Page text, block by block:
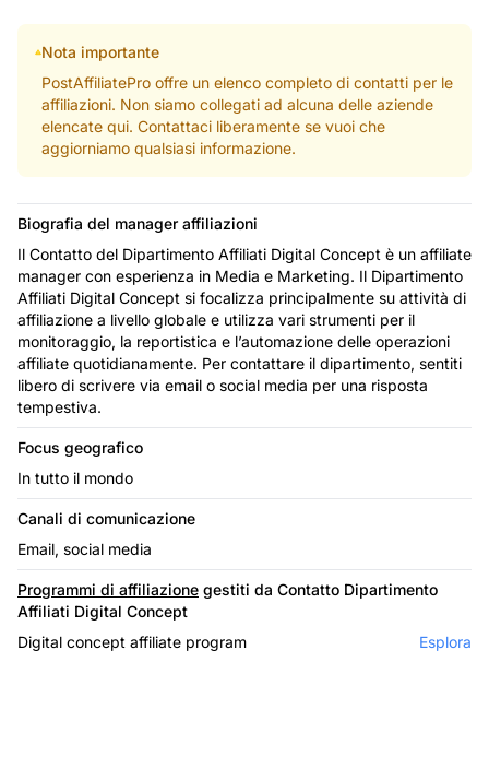
Nota importante
PostAffiliatePro offre un elenco completo di contatti per le
affiliazioni. Non siamo collegati ad alcuna delle aziende
elencate qui. Contattaci liberamente se vuoi che
aggiorniamo qualsiasi informazione.
Biografia del manager affiliazioni
Il Contatto del Dipartimento Affiliati Digital Concept è un affiliate
manager con esperienza in Media e Marketing. Il Dipartimento
Affiliati Digital Concept si focalizza principalmente su attività di
affiliazione a livello globale e utilizza vari strumenti per il
monitoraggio, la reportistica e l’automazione delle operazioni
affiliate quotidianamente. Per contattare il dipartimento, sentiti
libero di scrivere via email o social media per una risposta
tempestiva.
Focus geografico
In tutto il mondo
Canali di comunicazione
Email, social media
Programmi di affiliazione gestiti da Contatto Dipartimento
Affiliati Digital Concept
Digital concept affiliate program
Esplora